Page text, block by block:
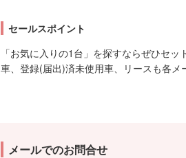
セールスポイント
「お気に入りの1台」を探すならぜひセ
車、登録(届出)済未使用車、リースも各
メールでのお問合せ